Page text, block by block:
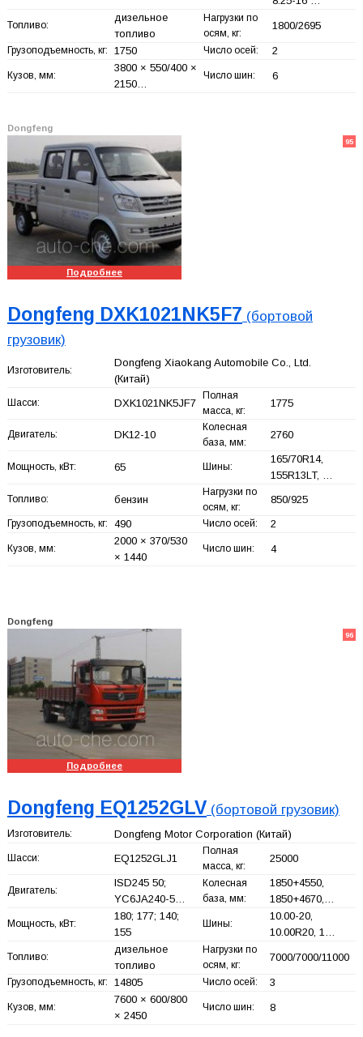
Топливо:
дизельное
топливо
Нагрузки по
осям, кг:
1800/2695
Грузоподъемность, кг: 1750 Число осей: 2
Кузов, мм:
3800 × 550/400 ×
2150…
Число шин: 6
Dongfeng
95
Подробнее
Dongfeng DXK1021NK5F7 (бортовой
грузовик)
Изготовитель:
Dongfeng Xiaokang Automobile Co., Ltd.
(Китай)
Шасси: DXK1021NK5JF7
Полная
масса, кг:
1775
Двигатель: DK12-10
Колесная
база, мм:
2760
Мощность, кВт: 65 Шины:
165/70R14,
155R13LT, …
Топливо: бензин
Нагрузки по
осям, кг:
850/925
Грузоподъемность, кг: 490 Число осей: 2
Кузов, мм:
2000 × 370/530
× 1440
Число шин: 4
Dongfeng
96
Подробнее
Dongfeng EQ1252GLV (бортовой грузовик)
Изготовитель: Dongfeng Motor Corporation (Китай)
Шасси: EQ1252GLJ1
Полная
масса, кг:
25000
Двигатель:
ISD245 50;
YC6JA240-5…
Колесная
база, мм:
1850+4550,
1850+4670,…
Мощность, кВт:
180; 177; 140;
155
Шины:
10.00-20,
10.00R20, 1…
Топливо:
дизельное
топливо
Нагрузки по
осям, кг:
7000/7000/11000
Грузоподъемность, кг: 14805 Число осей: 3
Кузов, мм:
7600 × 600/800
× 2450
Число шин: 8